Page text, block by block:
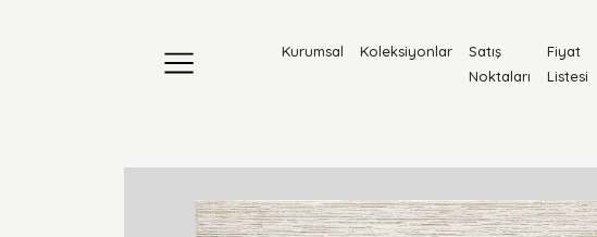
Kurumsal Koleksiyonlar
Satış
Noktaları
Fiyat
Listesi